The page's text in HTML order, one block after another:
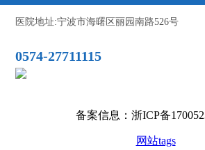
医院地址:宁波市海曙区丽园南路526号
0574-27711115
备案信息：浙ICP备
网站tags